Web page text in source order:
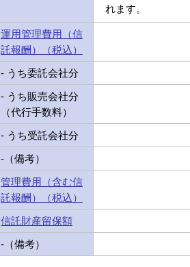
れます。
運用管理費用（信
託報酬）（税込）
- うち委託会社分
- うち販売会社分
（代行手数料）
- うち受託会社分
-（備考）
管理費用（含む信
託報酬）（税込）
信託財産留保額
-（備考）